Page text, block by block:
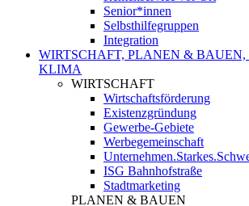
Senior*innen
Selbsthilfegruppen
Integration
WIRTSCHAFT, PLANEN &
KLIMA
WIRTSCHAFT
Wirtschaftsförderung
Existenzgründung
Gewerbe-Gebiete
Werbegemeinschaft
ISG Bahnhofstraße
Stadtmarketing
PLANEN & BAUEN